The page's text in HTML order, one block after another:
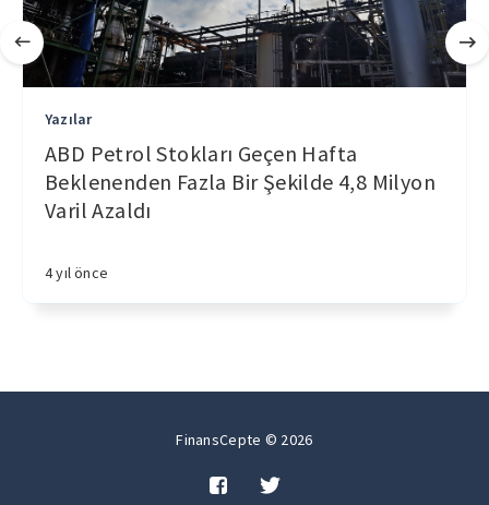
Yazılar
ABD Petrol Stokları Geçen Hafta
Beklenenden Fazla Bir Şekilde 4,8 Milyon
Varil Azaldı
4 yıl önce
FinansCepte © 2026